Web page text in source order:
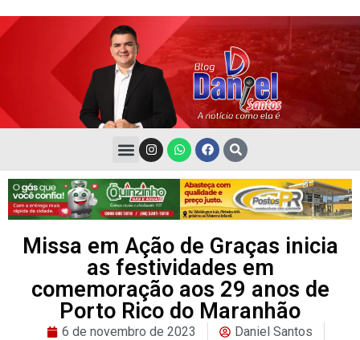
Missa em Ação de Graças inicia
as festividades em
comemoração aos 29 anos de
Porto Rico do Maranhão
6 de novembro de 2023
Daniel Santos